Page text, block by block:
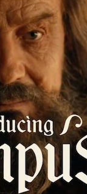
CASE HISTORY
OPINIONI